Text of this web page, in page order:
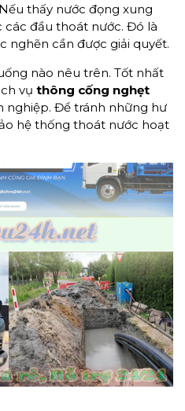
Nếu thấy nước đọng xung
các đầu thoát nước. Đó là
nghẽn cần được giải quyết.
nào nêu trên. Tốt nhất
vụ thông cống nghẹt
nghiệp. Để tránh những hư
hệ thống thoát nước hoạt